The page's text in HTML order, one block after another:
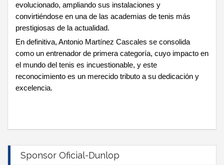
evolucionado, ampliando sus instalaciones y
convirtiéndose en una de las academias de tenis más
prestigiosas de la actualidad.
En definitiva, Antonio Martínez Cascales se consolida
como un entrenador de primera categoría, cuyo impacto en
el mundo del tenis es incuestionable, y este
reconocimiento es un merecido tributo a su dedicación y
excelencia.
Sponsor Oficial-Dunlop